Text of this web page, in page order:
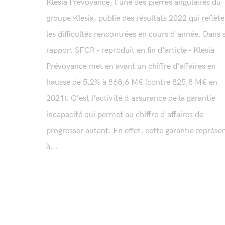
Klesia Prévoyance, l'une des pierres angulaires du
groupe Klesia, publie des résultats 2022 qui
les difficultés rencontrées en cours d'année. Dans
rapport SFCR - reproduit en fin d'article - Klesia
Prévoyance met en avant un chiffre d'affaires en
hausse de 5,2% à 868,6 M€ (contre 825,8 M€ en
2021). C'est l'activité d'assurance de la garantie
incapacité qui permet au chiffre d'affaires de
progresser autant. En effet, cette garantie
à...